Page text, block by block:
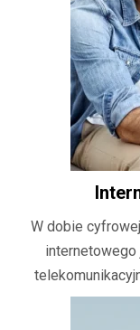
W dobie